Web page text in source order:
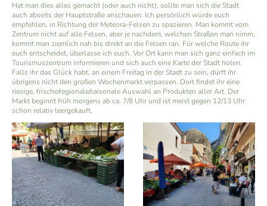
Hat man dies alles gemacht (oder auch nicht), sollte man sich die Stadt
auch abseits der Hauptstraße anschauen. Ich persönlich würde euch
empfehlen, in Richtung der Meteora-Felsen zu spazieren. Man kommt vom
Zentrum nicht auf alle Felsen, aber je nachdem, welchen Straßen man nimm,
kommt man ziemlich nah bis direkt an die Felsen ran. Für welche Route ihr
euch entscheidet, überlasse ich euch. Vor Ort kann man sich ganz einfach im
Tourismuszentrum informieren und sich auch eine Karte der Stadt holen.
Falls ihr das Glück habt, an einem Freitag in der Stadt zu sein, dürft ihr
übrigens nicht den großen Wochenmarkt verpassen. Dort findet ihr eine
riesige, frische/regionale/saisonale Auswahl an Produkten aller Art. Der
Markt beginnt früh morgens ab ca. 7/8 Uhr und ist meist gegen 12/13 Uhr
schon relativ leergekauft.